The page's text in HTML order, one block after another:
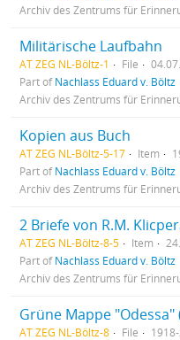
Archiv des Zentrums für
Militärische Laufbahn
AT ZEG NL-Böltz-1 File
Part ofNachlass Eduard v. Böltz
Archiv des Zentrums für
Kopien aus Buch
AT ZEG NL-Böltz-5-17 Item
Part ofNachlass Eduard v. Böltz
Archiv des Zentrums für
AT ZEG NL-Böltz-8-5 Item
Part ofNachlass Eduard v. Böltz
Archiv des Zentrums für
Grüne Mappe
AT ZEG NL-Böltz-8 File